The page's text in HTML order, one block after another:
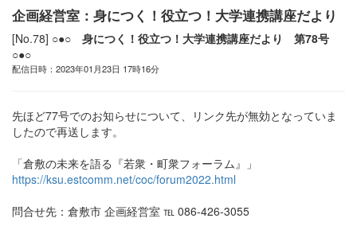
企画経営室：身につく！役立つ！大学連携講座だより
[No.78] ○●○ 身につく！役立つ！大学連携講座だより 第78号
○●○
配信日時：2023年01月23日 17時16分
先ほど77号でのお知らせについて、リンク先が無効となっていま
したので再送します。
「倉敷の未来を語る『若衆・町衆フォーラム』」
https://ksu.estcomm.net/coc/forum2022.html
問合せ先：倉敷市 企画経営室 ℡ 086-426-3055